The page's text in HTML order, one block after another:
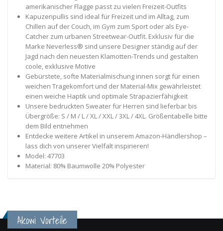
amerikanischer Flagge passt zu vielen Freizeit-Outfits
Kapuzenpullis sind ideal für Freizeit und im Alltag, zum
Chillen auf der Couch, im Gym zum Sport oder als Eye-
Catcher zum urbanen Streetwear-Outfit. Exklusiv für die
Marke Neverless® sind unsere Designer ständig auf der
Jagd nach den neuesten Klamotten-Trends und gestalten
coole, exklusive Motive
Gebürstete, softe Materialmischung innen sorgt für einen
weichen Tragekomfort und der Material-Mix gewährleistet
einen weiche Haptik und optimale Strapazierfähigkeit
Unsere bedruckten Sweater für Herren sind lieferbar bis
Übergröße: S / M / L / XL / XXL / 3XL / 4XL. Größentabelle bitte
dem Bild entnehmen
Entdecke weitere Artikel in unserem Amazon-Händlershop –
lass dich von unserer Vielfalt inspirieren!
Model: 47703
Material: 80% Baumwolle 20% Polyester
Akowi Vorteile